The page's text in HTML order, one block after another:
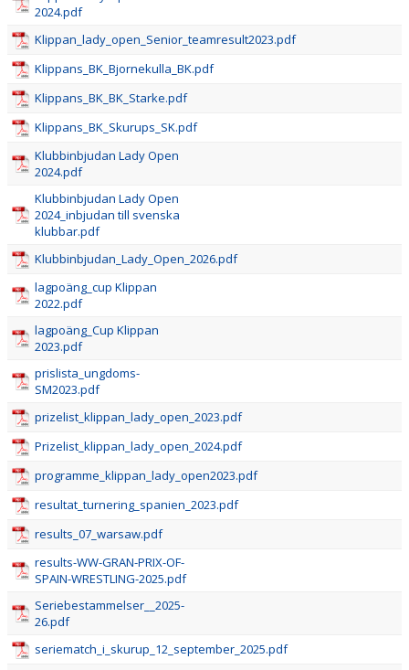
2024.pdf
Klippan_lady_open_Senior_teamresult2023.pdf
Klippans_BK_Bjornekulla_BK.pdf
Klippans_BK_BK_Starke.pdf
Klippans_BK_Skurups_SK.pdf
Klubbinbjudan Lady Open
2024.pdf
Klubbinbjudan Lady Open
2024_inbjudan till svenska
klubbar.pdf
Klubbinbjudan_Lady_Open_2026.pdf
lagpoäng_cup Klippan
2022.pdf
lagpoäng_Cup Klippan
2023.pdf
prislista_ungdoms-
SM2023.pdf
prizelist_klippan_lady_open_2023.pdf
Prizelist_klippan_lady_open_2024.pdf
programme_klippan_lady_open2023.pdf
resultat_turnering_spanien_2023.pdf
results_07_warsaw.pdf
results-WW-GRAN-PRIX-OF-
SPAIN-WRESTLING-2025.pdf
Seriebestammelser__2025-
26.pdf
seriematch_i_skurup_12_september_2025.pdf